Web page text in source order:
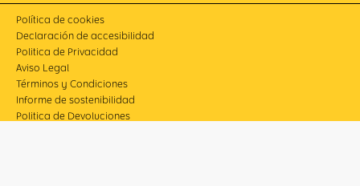
Política de cookies
Declaración de accesibilidad
Politica de Privacidad
Aviso Legal
Términos y Condiciones
Informe de sostenibilidad
Politica de Devoluciones